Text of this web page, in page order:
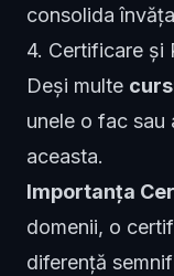
consolida
4. Certificare și
Deși multe
unele o fac sau
aceasta.
Importanța
domenii, o
diferență